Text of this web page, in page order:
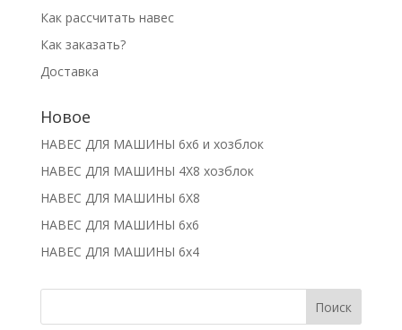
Как рассчитать навес
Как заказать?
Доставка
Новое
НАВЕС ДЛЯ МАШИНЫ 6х6 и хозблок
НАВЕС ДЛЯ МАШИНЫ 4Х8 хозблок
НАВЕС ДЛЯ МАШИНЫ 6Х8
НАВЕС ДЛЯ МАШИНЫ 6х6
НАВЕС ДЛЯ МАШИНЫ 6х4